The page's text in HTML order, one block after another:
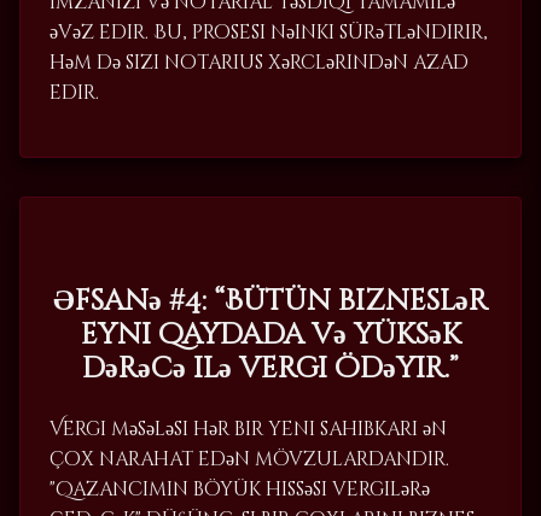
əvəz edir. Bu, prosesi nəinki sürətləndirir,
həm də sizi notarius xərclərindən azad
edir.
Əfsanə #4: “Bütün bizneslər
eyni qaydada və yüksək
dərəcə ilə vergi ödəyir.”
Vergi məsələsi hər bir yeni sahibkarı ən
çox narahat edən mövzulardandır.
"Qazancımın böyük hissəsi vergilərə